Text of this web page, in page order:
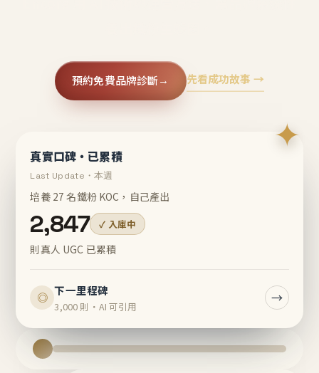
預約免費品牌診斷→ 先看成功故事 →
✦
真實口碑・已累積
Last Update・本週
培養 27 名鐵粉 KOC，自己產出
2,847 ✓ 入庫中
則真人 UGC 已累積
◎ 下一里程碑
3,000 則・AI 可引用
→